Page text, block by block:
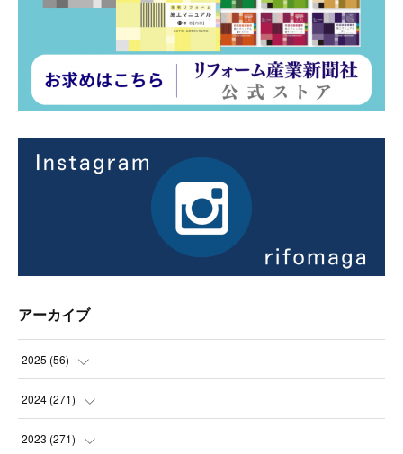
アーカイブ
2025 (56)
(14
(21
2024 (271)
(21
2023 (271)